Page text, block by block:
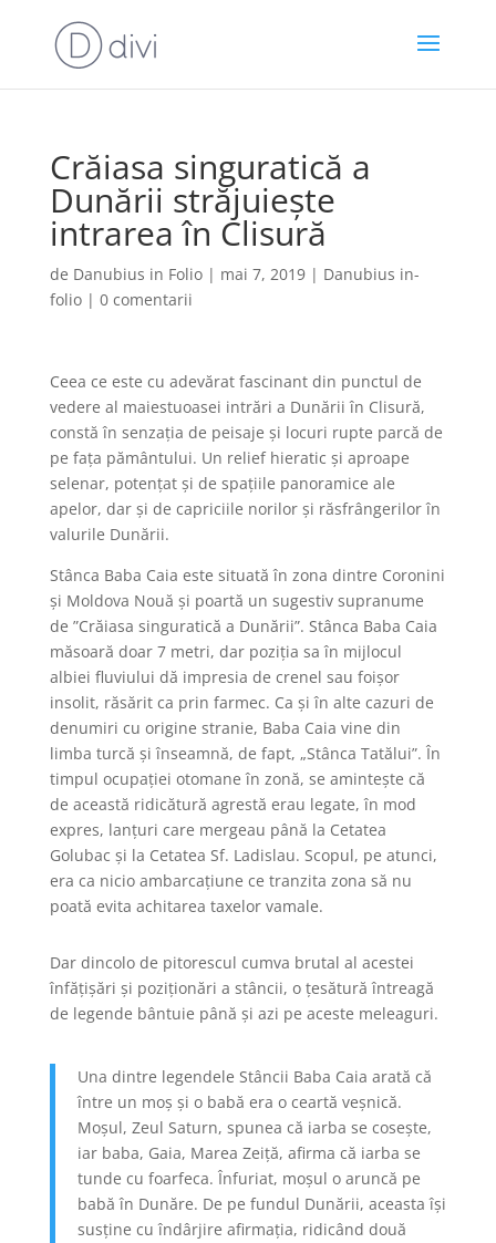
Crăiasa singuratică a
Dunării străjuiește
intrarea în Clisură
de Danubius in Folio| mai 7, 2019| Danubius in-
folio| 0 comentarii
Ceea ce este cu adevărat fascinant din punctul de
vedere al maiestuoasei intrări a Dunării în Clisură,
constă în senzația de peisaje și locuri rupte parcă de
pe fața pământului. Un relief hieratic și aproape
selenar, potențat și de spațiile panoramice ale
apelor, dar și de capriciile norilor și răsfrângerilor în
valurile Dunării.
Stânca Baba Caia este situată în zona dintre Coronini
și Moldova Nouă și poartă un sugestiv supranume
de ”Crăiasa singuratică a Dunării”. Stânca Baba Caia
măsoară doar 7 metri, dar poziția sa în mijlocul
albiei fluviului dă impresia de crenel sau foișor
insolit, răsărit ca prin farmec. Ca și în alte cazuri de
denumiri cu origine stranie, Baba Caia vine din
limba turcă și înseamnă, de fapt, „Stânca Tatălui”. În
timpul ocupației otomane în zonă, se amintește că
de această ridicătură agrestă erau legate, în mod
expres, lanțuri care mergeau până la Cetatea
Golubac și la Cetatea Sf. Ladislau. Scopul, pe atunci,
era ca nicio ambarcațiune ce tranzita zona să nu
poată evita achitarea taxelor vamale.
Dar dincolo de pitorescul cumva brutal al acestei
înfățișări și poziționări a stâncii, o țesătură întreagă
de legende bântuie până și azi pe aceste meleaguri.
Una dintre legendele Stâncii Baba Caia arată că
între un moş şi o babă era o ceartă veşnică.
Moşul, Zeul Saturn, spunea că iarba se coseşte,
iar baba, Gaia, Marea Zeiţă, afirma că iarba se
tunde cu foarfeca. Înfuriat, moşul o aruncă pe
babă în Dunăre. De pe fundul Dunării, aceasta îşi
susţine cu îndârjire afirmaţia, ridicând două